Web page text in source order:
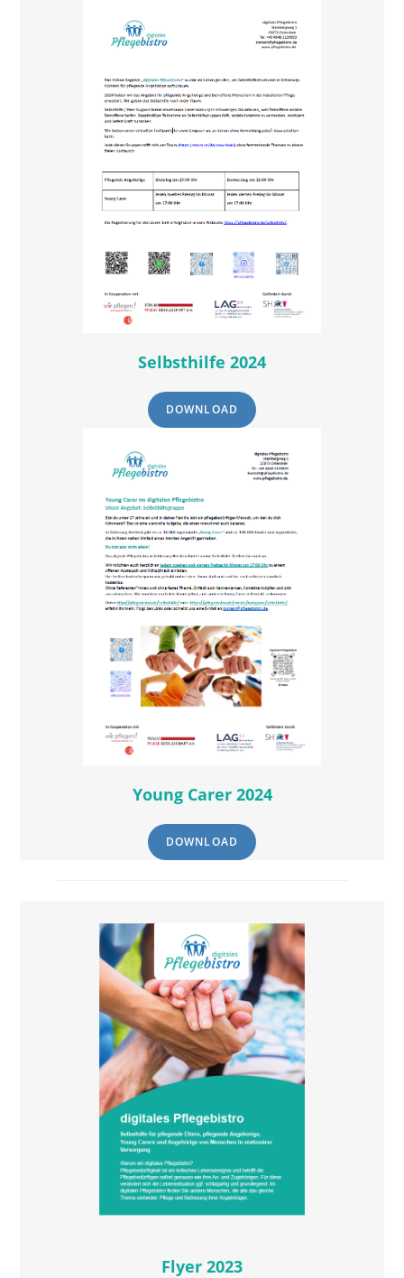
Selbsthilfe 2024
DOWNLOAD
Young Carer 2024
DOWNLOAD
Flyer 2023